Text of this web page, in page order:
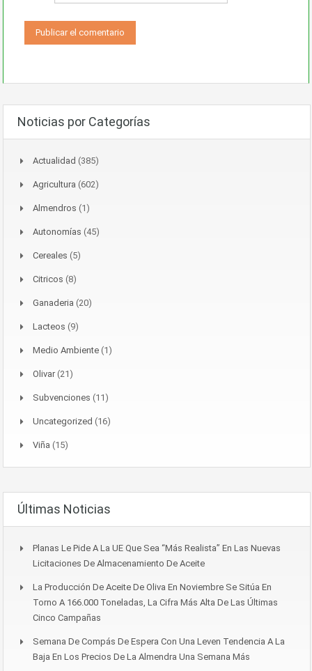
Noticias por Categorías
Actualidad (385)
Agricultura (602)
Almendros (1)
Autonomías (45)
Cereales (5)
Citricos (8)
Ganaderia (20)
Lacteos (9)
Medio Ambiente (1)
Olivar(21)
Subvenciones (11)
Uncategorized (16)
Viña (15)
Últimas Noticias
Planas Le Pide A La UE Que Sea “más Realista” En Las Nuevas
Licitaciones De Almacenamiento De Aceite
La Producción De Aceite De Oliva En Noviembre Se Sitúa En
Torno A 166.000 Toneladas, La Cifra Más Alta De Las Últimas
Cinco Campañas
Semana De Compás De Espera Con Una Leven Tendencia A La
Baja En Los Precios De La Almendra Una Semana Más